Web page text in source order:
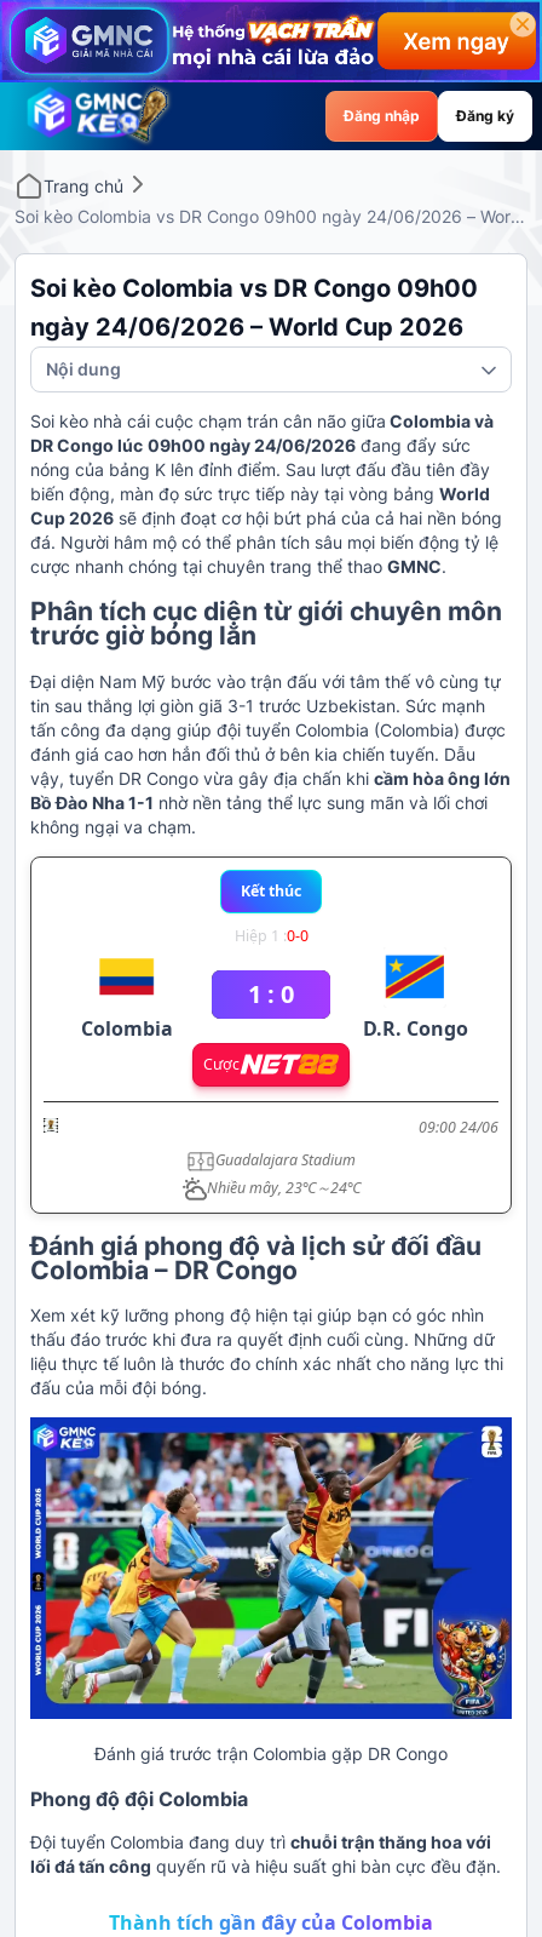
Đăng nhập Đăng ký
Trang chủ
Soi kèo Colombia vs DR Congo 09h00 ngày 24/06/2026 – World
Soi kèo Colombia vs DR Congo 09h00
ngày 24/06/2026 – World Cup 2026
Nội dung
Soi kèo nhà cái cuộc chạm trán cân não giữa Colombia và
DR Congo lúc 09h00 ngày 24/06/2026 đang đẩy sức
nóng của bảng K lên đỉnh điểm. Sau lượt đấu đầu tiên đầy
biến động, màn đọ sức trực tiếp này tại vòng bảng World
Cup 2026 sẽ định đoạt cơ hội bứt phá của cả hai nền bóng
đá. Người hâm mộ có thể phân tích sâu mọi biến động tỷ lệ
cược nhanh chóng tại chuyên trang thể thao GMNC.
Phân tích cục diện từ giới chuyên môn
trước giờ bóng lăn
Đại diện Nam Mỹ bước vào trận đấu với tâm thế vô cùng tự
tin sau thắng lợi giòn giã 3-1 trước Uzbekistan. Sức mạnh
tấn công đa dạng giúp đội tuyển Colombia (Colombia) được
đánh giá cao hơn hẳn đối thủ ở bên kia chiến tuyến. Dẫu
vậy, tuyển DR Congo vừa gây địa chấn khi cầm hòa ông lớn
Bồ Đào Nha 1-1 nhờ nền tảng thể lực sung mãn và lối chơi
không ngại va chạm.
Kết thúc
Hiệp 1 :0-0
Colombia
1 : 0
D.R. Congo
Cược
09:0024/06
Guadalajara Stadium
Nhiều mây, 23℃～24℃
Đánh giá phong độ và lịch sử đối đầu
Colombia – DR Congo
Xem xét kỹ lưỡng phong độ hiện tại giúp bạn có góc nhìn
thấu đáo trước khi đưa ra quyết định cuối cùng. Những dữ
liệu thực tế luôn là thước đo chính xác nhất cho năng lực thi
đấu của mỗi đội bóng.
Đánh giá trước trận Colombia gặp DR Congo
Phong độ đội Colombia
Đội tuyển Colombia đang duy trì chuỗi trận thăng hoa với
lối đá tấn công quyến rũ và hiệu suất ghi bàn cực đều đặn.
Thành tích gần đây của Colombia